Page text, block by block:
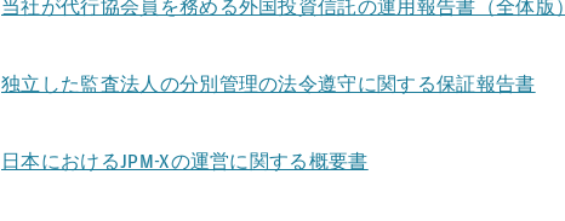
当社が代行協会員を務める外国投資信託の運用報告書（全体版）
独立した監査法人の分別管理の法令遵守に関する保証報告書
日本におけるJPM-Xの運営に関する概要書